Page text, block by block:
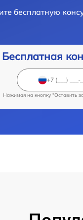
бесплатную
Бесплатная
Нажимая на кнопку "Оставить